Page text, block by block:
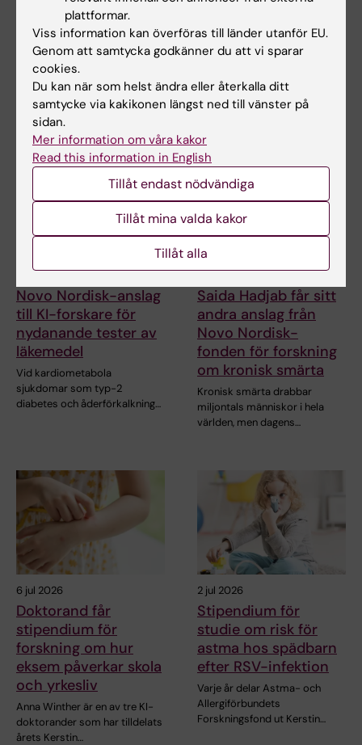
ng från Knut och
Alice Wallenbergs
Stiftelse
Professor Gonçalo Castelo-
Branco och professor Janne
Lehtiö vid KI får…
behandling vid
småkärlssjukdom
docent vid Karolinska
Institutet, har…
10 jul 2026
Novo Nordisk-anslag
till KI-forskare för
nydanande tester av
läkemedel
Vid kardiometabola
sjukdomar som typ-2
diabetes och åderförkalkning…
9 jul 2026
Saida Hadjab får sitt
andra anslag från
Novo Nordisk-
fonden för forskning
om kronisk smärta
Kronisk smärta drabbar
miljontals människor i hela
världen, men dagens…
6 jul 2026
Doktorand får
stipendium för
forskning om hur
eksem påverkar skola
och yrkesliv
Anna Winther är en av tre KI-
doktorander som har tilldelats
årets Kerstin…
2 jul 2026
Stipendium för
studie om risk för
astma hos spädbarn
efter RSV-infektion
Varje år delar Astma- och
Allergiförbundets
Forskningsfond ut Kerstin…
plattformar.
Viss information kan överföras till länder utanför EU.
Genom att samtycka godkänner du att vi sparar
cookies.
Du kan när som helst ändra eller återkalla ditt
samtycke via kakikonen längst ned till vänster på
sidan.
Mer information om våra kakor
Read this information in English
Tillåt endast nödvändiga
Tillåt mina valda kakor
Tillåt alla